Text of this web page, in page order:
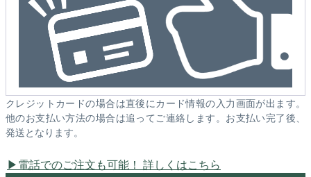
クレジットカードの場合は直後にカード情報の入力画面が出ます。
他のお支払い方法の場合は追ってご連絡します。お支払い完了後、
発送となります。
電話でのご注文も可能！ 詳しくはこちら